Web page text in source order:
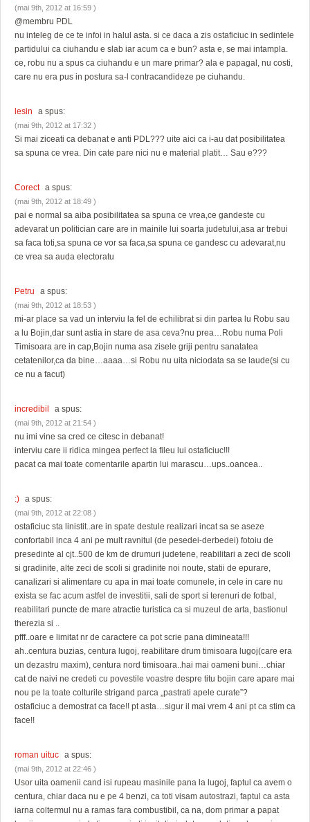
(mai 9th, 2012 at 16:59 )
@membru PDL
nu inteleg de ce te infoi in halul asta. si ce daca a zis ostaficiuc in sedintele
partidului ca ciuhandu e slab iar acum ca e bun? asta e, se mai intampla.
ce, robu nu a spus ca ciuhandu e un mare primar? ala e papagal, nu costi,
care nu era pus in postura sa-l contracandideze pe ciuhandu.
lesin a spus:
(mai 9th, 2012 at 17:32 )
Si mai ziceati ca debanat e anti PDL??? uite aici ca i-au dat posibilitatea
sa spuna ce vrea. Din cate pare nici nu e material platit… Sau e???
Corect a spus:
(mai 9th, 2012 at 18:49 )
pai e normal sa aiba posibilitatea sa spuna ce vrea,ce gandeste cu
adevarat un politician care are in mainile lui soarta judetului,asa ar trebui
sa faca toti,sa spuna ce vor sa faca,sa spuna ce gandesc cu adevarat,nu
ce vrea sa auda electoratu
Petru a spus:
(mai 9th, 2012 at 18:53 )
mi-ar place sa vad un interviu la fel de echilibrat si din partea lu Robu sau
a lu Bojin,dar sunt astia in stare de asa ceva?nu prea…Robu numa Poli
Timisoara are in cap,Bojin numa asa zisele griji pentru sanatatea
cetatenilor,ca da bine…aaaa…si Robu nu uita niciodata sa se laude(si cu
ce nu a facut)
incredibil a spus:
(mai 9th, 2012 at 21:54 )
nu imi vine sa cred ce citesc in debanat!
interviu care ii ridica mingea perfect la fileu lui ostaficiuc!!!
pacat ca mai toate comentarile apartin lui marascu…ups..oancea..
:) a spus:
(mai 9th, 2012 at 22:08 )
ostaficiuc sta linistit..are in spate destule realizari incat sa se aseze
confortabil inca 4 ani pe mult ravnitul (de pesedei-derbedei) fotoiu de
presedinte al cjt..500 de km de drumuri judetene, reabilitari a zeci de scoli
si gradinite, alte zeci de scoli si gradinite noi noute, statii de epurare,
canalizari si alimentare cu apa in mai toate comunele, in cele in care nu
exista se fac acum astfel de investitii, sali de sport si terenuri de fotbal,
reabilitari puncte de mare atractie turistica ca si muzeul de arta, bastionul
therezia si ..
pfff..oare e limitat nr de caractere ca pot scrie pana dimineata!!!
ah..centura buzias, centura lugoj, reabilitare drum timisoara lugoj(care era
un dezastru maxim), centura nord timisoara..hai mai oameni buni…chiar
cat de naivi ne credeti cu povestile voastre despre titu bojin care apare mai
nou pe la toate colturile strigand parca „pastrati apele curate”?
ostaficiuc a demostrat ca face!! pt asta…sigur il mai vrem 4 ani pt ca stim ca
face!!
roman uituc a spus:
(mai 9th, 2012 at 22:46 )
Usor uita oamenii cand isi rupeau masinile pana la lugoj, faptul ca avem o
centura, chiar daca nu e pe 4 benzi, ca toti visam autostrazi, faptul ca asta
iarna coltermul nu a ramas fara combustibil, ca na, dom primar a papat